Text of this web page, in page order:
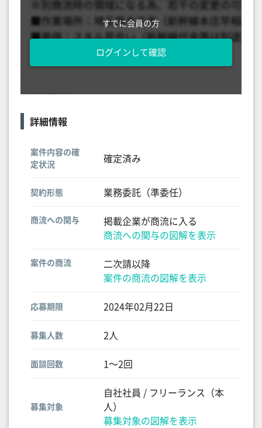
すでに会員の方
ログインして確認
詳細情報
案件内容の確
定状況
確定済み
契約形態 業務委託（準委任）
商流への関与
掲載企業が商流に入る
商流への関与の図解を表示
案件の商流
二次請以降
案件の商流の図解を表示
応募期限 2024年02月22日
募集人数 2人
面談回数 1〜2回
募集対象
自社社員 / フリーランス（本
人）
募集対象の図解を表示